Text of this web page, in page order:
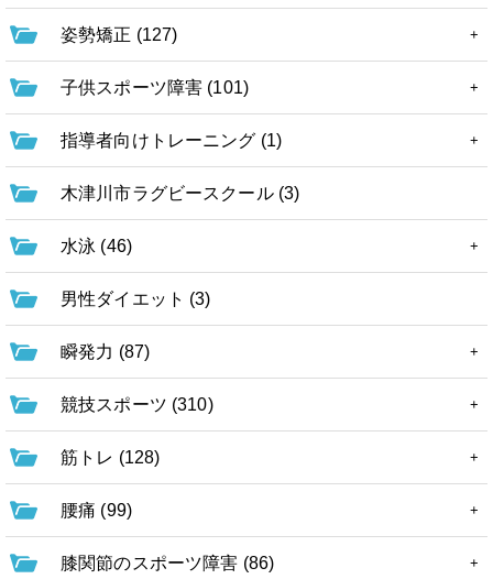
姿勢矯正 (127)
子供スポーツ障害 (101)
指導者向けトレーニング (1)
木津川市ラグビースクール (3)
水泳 (46)
男性ダイエット (3)
瞬発力 (87)
競技スポーツ (310)
筋トレ (128)
腰痛 (99)
膝関節のスポーツ障害 (86)